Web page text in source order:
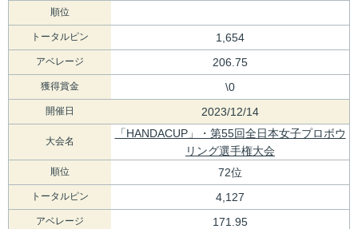
順位
トータルピン 1,654
アベレージ 206.75
獲得賞金 \0
開催日 2023/12/14
大会名
「HANDACUP」・第55回全日本女子プロボウ
リング選手権大会
順位 72位
トータルピン 4,127
アベレージ 171.95